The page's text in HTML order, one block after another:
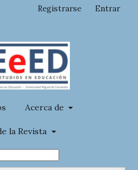
Acerca de
la Revista
Registrarse Entrar